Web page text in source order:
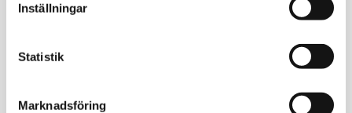
Inställningar
Statistik
Marknadsföring